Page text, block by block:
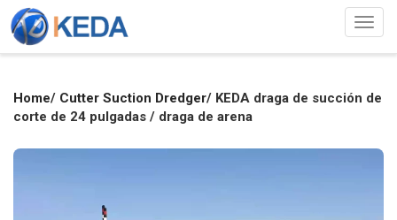
Home/ Cutter Suction Dredger/ KEDA draga de succión de
corte de 24 pulgadas / draga de arena